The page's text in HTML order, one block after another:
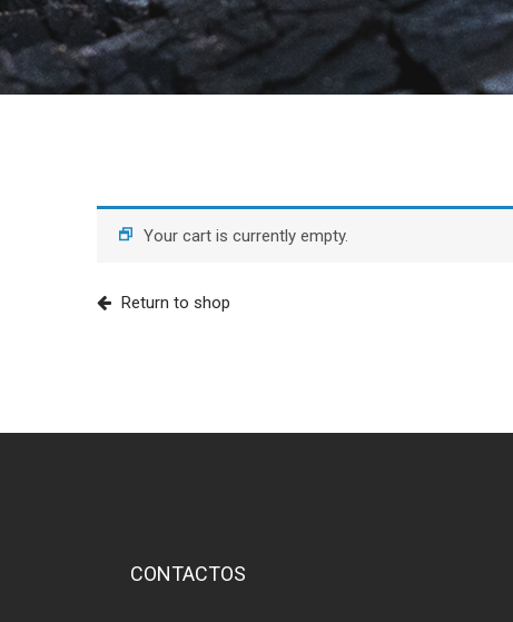
Your cart is currently empty.
Return to shop
CONTACTOS